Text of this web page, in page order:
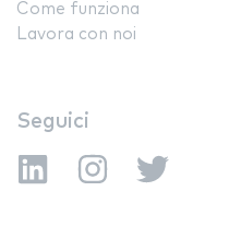
Come funziona
Lavora con noi
Seguici